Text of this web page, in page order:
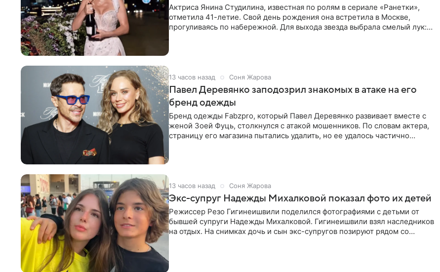
Актриса Янина Студилина, известная по ролям в сериале «Ранетки»,
отметила 41-летие. Свой день рождения она встретила в Москве,
прогуливаясь по набережной. Для выхода звезда выбрала смелый лук:
13 часов назад Соня Жарова
Павел Деревянко заподозрил знакомых в атаке на его
бренд одежды
Бренд одежды Fabzpro, который Павел Деревянко развивает вместе с
женой Зоей Фуць, столкнулся с атакой мошенников. По словам актера,
страницу его магазина пытались удалить, но ее удалось частично
13 часов назад Соня Жарова
Экс-супруг Надежды Михалковой показал фото их детей
Режиссер Резо Гигинеишвили поделился фотографиями с детьми от
бывшей супруги Надежды Михалковой. Гигинеишвили взял наследников
на отдых. На снимках дочь и сын экс-супругов позируют рядом со